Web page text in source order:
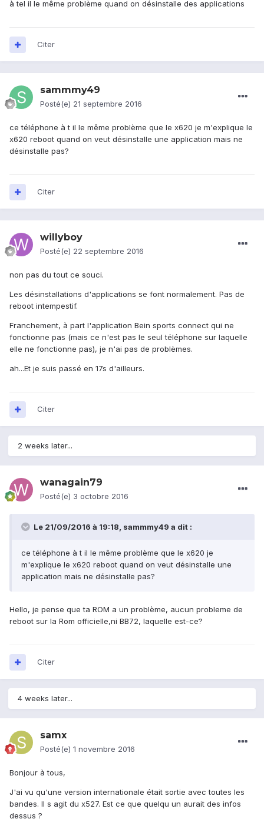
à tel il le même problème quand on désinstalle des applications
Citer
sammmy49
Posté(e) 21 septembre 2016
ce téléphone à t il le même problème que le x620 je m'explique le
x620 reboot quand on veut désinstalle une application mais ne
désinstalle pas?
Citer
willyboy
Posté(e) 22 septembre 2016
non pas du tout ce souci.
Les désinstallations d'applications se font normalement. Pas de
reboot intempestif.
Franchement, à part l'application Bein sports connect qui ne
fonctionne pas (mais ce n'est pas le seul téléphone sur laquelle
elle ne fonctionne pas), je n'ai pas de problèmes.
ah...Et je suis passé en 17s d'ailleurs.
Citer
2 weeks later...
wanagain79
Posté(e) 3 octobre 2016
Le 21/09/2016 à 19:18, sammmy49 a dit :
ce téléphone à t il le même problème que le x620 je
m'explique le x620 reboot quand on veut désinstalle une
application mais ne désinstalle pas?
Hello, je pense que ta ROM a un problème, aucun probleme de
reboot sur la Rom officielle,ni BB72, laquelle est-ce?
Citer
4 weeks later...
samx
Posté(e) 1 novembre 2016
Bonjour à tous,
J'ai vu qu'une version internationale était sortie avec toutes les
bandes. Il s agit du x527. Est ce que quelqu un aurait des infos
dessus ?